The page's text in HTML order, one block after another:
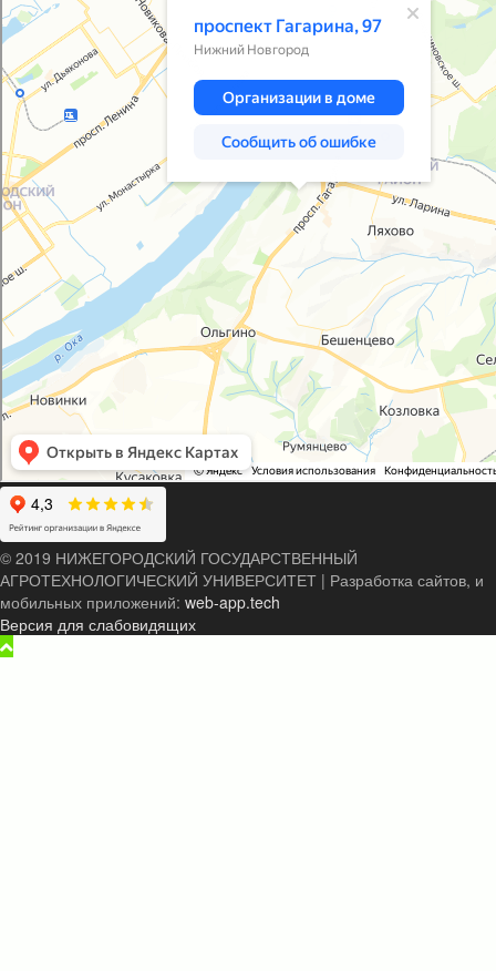
© 2019 НИЖЕГОРОДСКИЙ ГОСУДАРСТВЕННЫЙ
АГРОТЕХНОЛОГИЧЕСКИЙ УНИВЕРСИТЕТ | Разработка сайтов, и
мобильных приложений: web-app.tech
Версия для слабовидящих